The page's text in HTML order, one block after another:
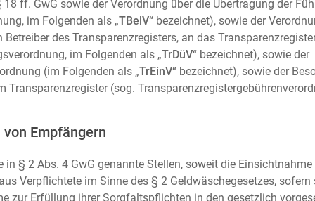
18 ff. GwG sowie der Verordnung über die Übertragung der
im Folgenden als „TBelV“ bezeichnet), sowie der
des Transparenzregisters, an das
im Folgenden als „TrDüV“ bezeichnet), sowie der
(im Folgenden als „TrEinV“ bezeichnet), sowie der
(sog.
Empfängern
§ 2 Abs. 4 GwG genannte Stellen, soweit die
Verpflichtete im Sinne des § 2 Geldwäschegesetzes,
zur Erfüllung ihrer Sorgfaltspflichten in den gesetzlich